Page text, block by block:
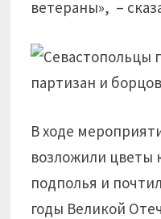
ветераны», –
В ходе
возложили цветы
подполья и
годы Великой